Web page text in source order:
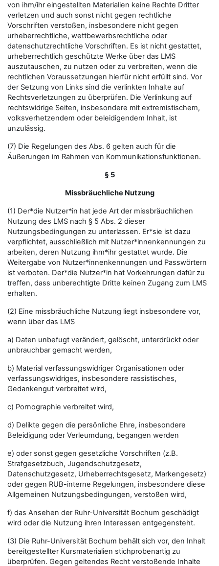
von ihm/ihr eingestellten Materialien keine Rechte Dritter
verletzen und auch sonst nicht gegen rechtliche
Vorschriften verstoßen, insbesondere nicht gegen
urheberrechtliche, wettbewerbsrechtliche oder
datenschutzrechtliche Vorschriften. Es ist nicht gestattet,
urheberrechtlich geschützte Werke über das LMS
auszutauschen, zu nutzen oder zu verbreiten, wenn die
rechtlichen Voraussetzungen hierfür nicht erfüllt sind. Vor
der Setzung von Links sind die verlinkten Inhalte auf
Rechtsverletzungen zu überprüfen. Die Verlinkung auf
rechtswidrige Seiten, insbesondere mit extremistischem,
volksverhetzendem oder beleidigendem Inhalt, ist
unzulässig.
(7) Die Regelungen des Abs. 6 gelten auch für die
Äußerungen im Rahmen von Kommunikationsfunktionen.
§ 5
Missbräuchliche Nutzung
(1) Der*die Nutzer*in hat jede Art der missbräuchlichen
Nutzung des LMS nach § 5 Abs. 2 dieser
Nutzungsbedingungen zu unterlassen. Er*sie ist dazu
verpflichtet, ausschließlich mit Nutzer*innenkennungen zu
arbeiten, deren Nutzung ihm*ihr gestattet wurde. Die
Weitergabe von Nutzer*innenkennungen und Passwörtern
ist verboten. Der*die Nutzer*in hat Vorkehrungen dafür zu
treffen, dass unberechtigte Dritte keinen Zugang zum LMS
erhalten.
(2) Eine missbräuchliche Nutzung liegt insbesondere vor,
wenn über das LMS
a) Daten unbefugt verändert, gelöscht, unterdrückt oder
unbrauchbar gemacht werden,
b) Material verfassungswidriger Organisationen oder
verfassungswidriges, insbesondere rassistisches,
Gedankengut verbreitet wird,
c) Pornographie verbreitet wird,
d) Delikte gegen die persönliche Ehre, insbesondere
Beleidigung oder Verleumdung, begangen werden
e) oder sonst gegen gesetzliche Vorschriften (z.B.
Strafgesetzbuch, Jugendschutzgesetz,
Datenschutzgesetz, Urheberrechtsgesetz, Markengesetz)
oder gegen RUB-interne Regelungen, insbesondere diese
Allgemeinen Nutzungsbedingungen, verstoßen wird,
f) das Ansehen der Ruhr-Universität Bochum geschädigt
wird oder die Nutzung ihren Interessen entgegensteht.
(3) Die Ruhr-Universität Bochum behält sich vor, den Inhalt
bereitgestellter Kursmaterialien stichprobenartig zu
überprüfen. Gegen geltendes Recht verstoßende Inhalte